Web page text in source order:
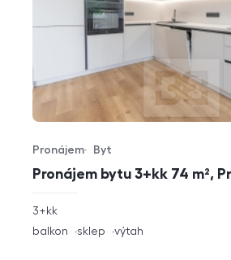
Pronájem bytu 3+kk 74 m²,
Typ nabídky
Pronájem
Typ nemovitosti
Byt
rozměry
3+kk
funkce
balkon sklep výtah